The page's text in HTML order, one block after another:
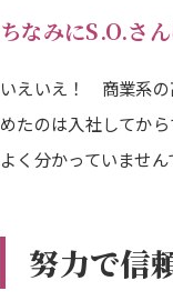
ちなみにS.O.さ
いえいえ！ 商業系の
めたのは入社してか
よく分かっていません
努力で信